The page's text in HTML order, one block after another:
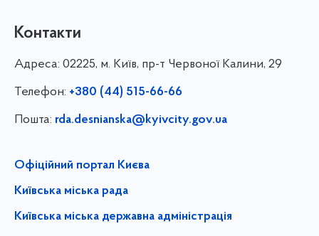
Контакти
Адреса: 02225, м. Київ, пр-т Червоної Калини, 29
Телефон: +380 (44) 515-66-66
Пошта: rda.desnianska@kyivcity.gov.ua
Офіційний портал Києва
Київська міська рада
Київська міська державна адміністрація